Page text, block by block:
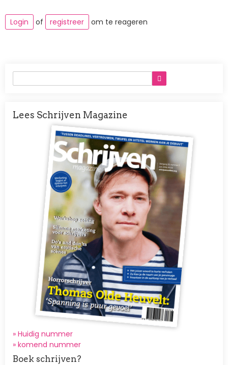
Login of registreer om te reageren
Lees Schrijven Magazine
Afbeelding
» Huidig nummer
» komend nummer
Boek schrijven?